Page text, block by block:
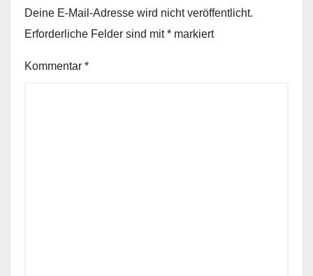
Deine E-Mail-Adresse wird nicht veröffentlicht.
Erforderliche Felder sind mit* markiert
Kommentar *